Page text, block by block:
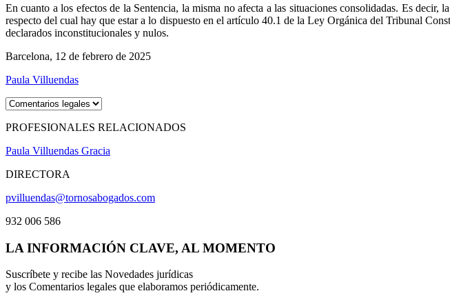
En cuanto a los efectos de la Sentencia, la misma no afecta a las situaciones consolidadas. Es
respecto del cual hay que estar a lo dispuesto en el artículo 40.1 de la Ley Orgánica del Tribunal
declarados inconstitucionales y nulos.
Barcelona, 12 de febrero de 2025
Paula Villuendas
PROFESIONALES RELACIONADOS
Paula Villuendas Gracia
DIRECTORA
pvilluendas@tornosabogados.com
932 006 586
LA INFORMACIÓN CLAVE, AL MOMENTO
Suscríbete y recibe las Novedades jurídicas
y los Comentarios legales que elaboramos periódicamente.